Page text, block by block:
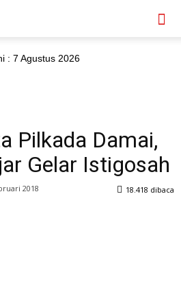
: 7 Agustus 2026
Pilkada Damai,
Gelar Istigosah
2018 18.418 dibaca